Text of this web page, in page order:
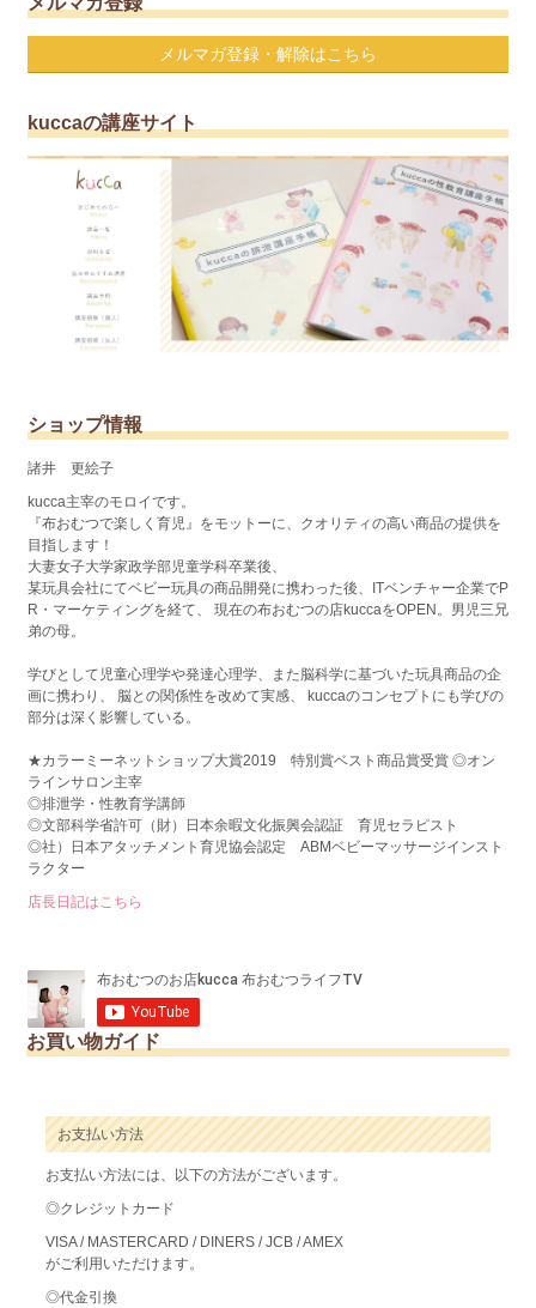
メルマガ登録・解除はこちら
kuccaの講座サイト
ショップ情報
諸井 更絵子
kucca主宰のモロイです。
『布おむつで楽しく育児』をモットーに、クオリティの高い商品の提供を
目指します！
大妻女子大学家政学部児童学科卒業後、
某玩具会社にてベビー玩具の商品開発に携わった後、ITベンチャー企業でP
R・マーケティングを経て、 現在の布おむつの店kuccaをOPEN。男児三兄
弟の母。
学びとして児童心理学や発達心理学、また脳科学に基づいた玩具商品の企
画に携わり、 脳との関係性を改めて実感、 kuccaのコンセプトにも学びの
部分は深く影響している。
★カラーミーネットショップ大賞2019 特別賞ベスト商品賞受賞 ◎オン
ラインサロン主宰
◎排泄学・性教育学講師
◎文部科学省許可（財）日本余暇文化振興会認証 育児セラピスト
◎社）日本アタッチメント育児協会認定 ABMベビーマッサージインスト
ラクター
店長日記はこちら
お買い物ガイド
お支払い方法
お支払い方法には、以下の方法がございます。
◎クレジットカード
VISA / MASTERCARD / DINERS / JCB / AMEX
がご利用いただけます。
◎代金引換